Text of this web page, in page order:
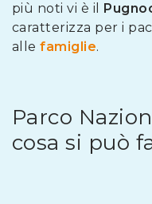
più noti vi è il
caratterizza per i
allefamiglie.
Parco
cosa si può